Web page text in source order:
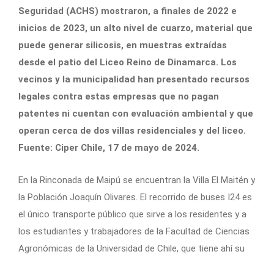
Seguridad (ACHS) mostraron, a finales de 2022 e
inicios de 2023, un alto nivel de cuarzo, material que
puede generar silicosis, en muestras extraídas
desde el patio del Liceo Reino de Dinamarca. Los
vecinos y la municipalidad han presentado recursos
legales contra estas empresas que no pagan
patentes ni cuentan con evaluación ambiental y que
operan cerca de dos villas residenciales y del liceo.
Fuente: Ciper Chile, 17 de mayo de 2024.
En la Rinconada de Maipú se encuentran la Villa El Maitén y
la Población Joaquín Olivares. El recorrido de buses I24 es
el único transporte público que sirve a los residentes y a
los estudiantes y trabajadores de la Facultad de Ciencias
Agronómicas de la Universidad de Chile, que tiene ahí su